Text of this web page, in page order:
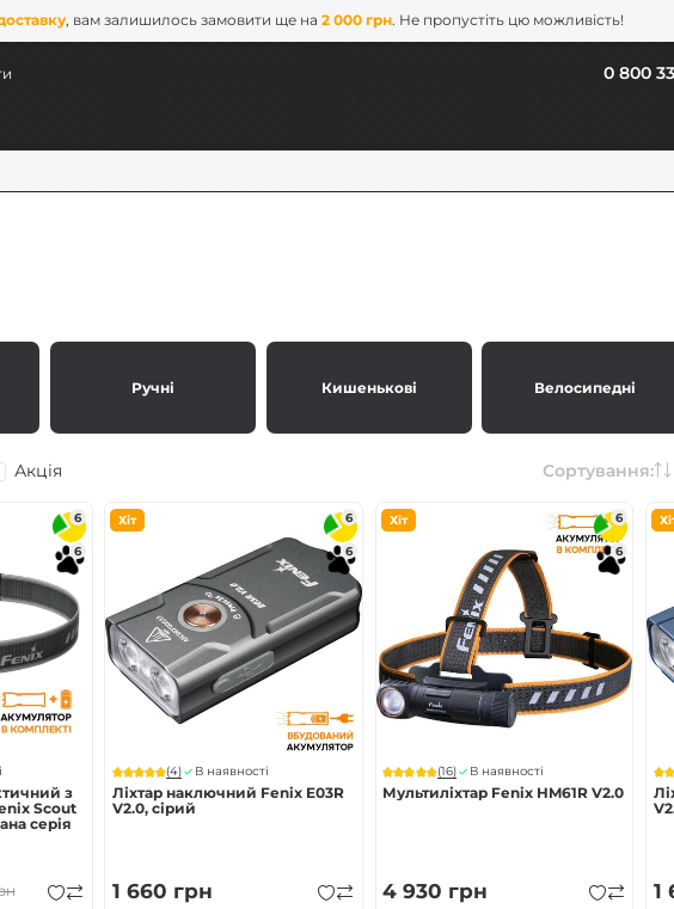
, вам залишилось замовити ще на2 000 грн. Не пропустіть цю можливість!
0 800 33
Ручні Кишенькові Велосипедні
Сортування:
Акція
6
6
з
Scout
серія
Хіт 6
6
(4) В наявності
Ліхтар наключний Fenix E03R
V2.0, сірий
1 660 грн
Хіт 6
6
(16) В наявності
Мультиліхтар Fenix HM61R V2.0
4 930 грн 1